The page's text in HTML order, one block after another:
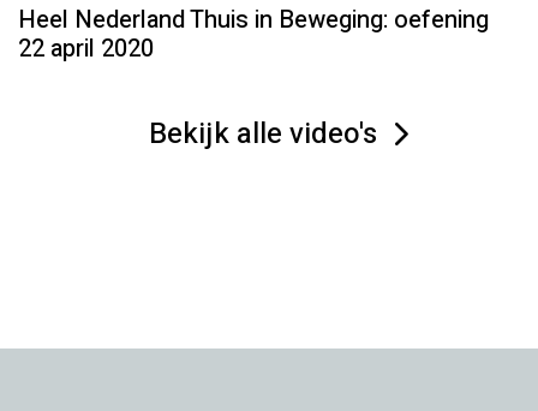
Heel Nederland Thuis in Beweging: oefening
22 april 2020
Bekijk alle video's